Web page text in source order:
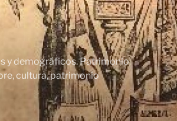
y demográficos. Patrimonio
cultura, patrimonio